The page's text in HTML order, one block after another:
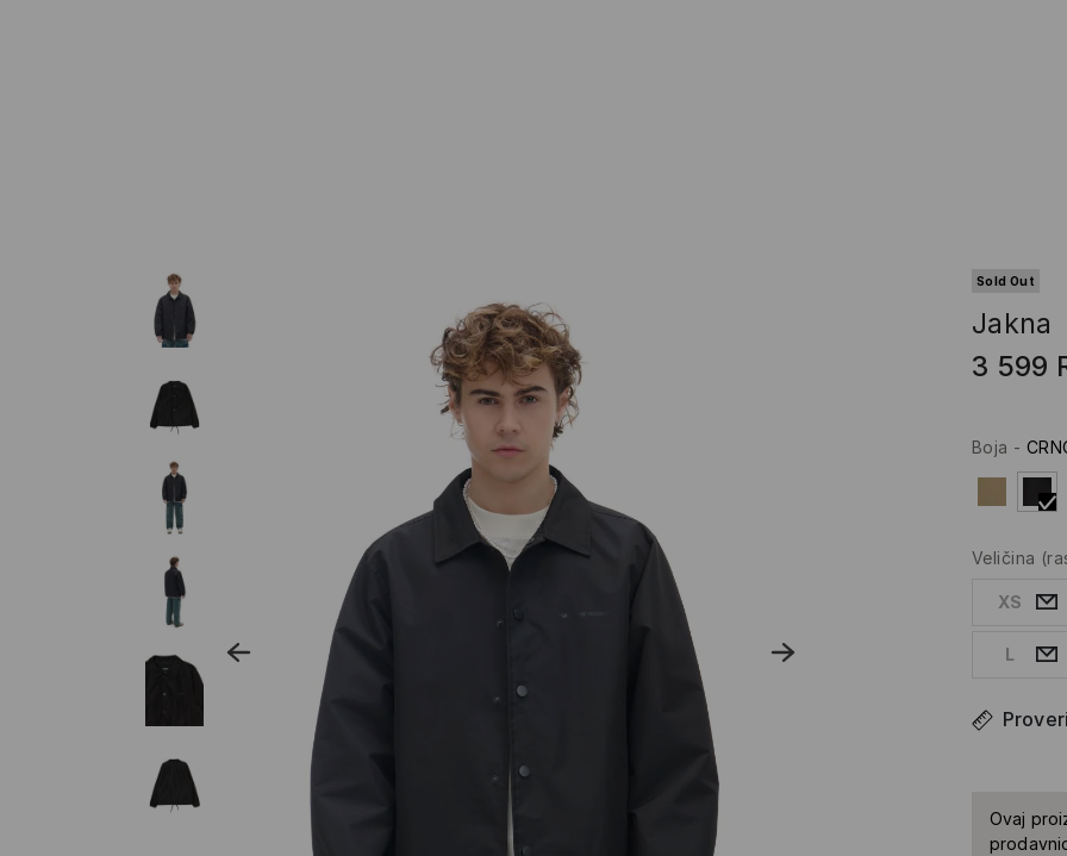
Sold Out
Jakna
3 599
Boja -
Veličina
XS
L
Ovaj